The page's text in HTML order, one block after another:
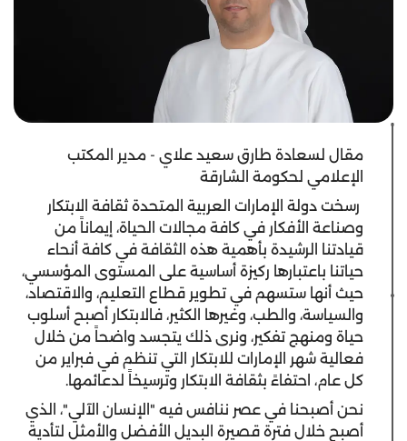
مقال لسعادة طارق سعيد علاي - مدير المكتب
الإعلامي لحكومة الشارقة
رسخت دولة الإمارات العربية المتحدة ثقافة الابتكار
وصناعة الأفكار في كافة مجالات الحياة، إيماناً من
قيادتنا الرشيدة بأهمية هذه الثقافة في كافة أنحاء
حياتنا باعتبارها ركيزة أساسية على المستوى المؤسسي،
حيث أنها ستسهم في تطوير قطاع التعليم، والاقتصاد،
والسياسة، والطب، وغيرها الكثير، فالابتكار أصبح أسلوب
حياة ومنهج تفكير، ونرى ذلك يتجسد واضحاً من خلال
فعالية شهر الإمارات للابتكار التي تنظم في فبراير من
كل عام، احتفاءً بثقافة الابتكار وترسيخاً لدعائمها.
نحن أصبحنا في عصر ننافس فيه "الإنسان الآلي"، الذي
أصبح خلال فترة قصيرة البديل الأفضل والأمثل لتأدية